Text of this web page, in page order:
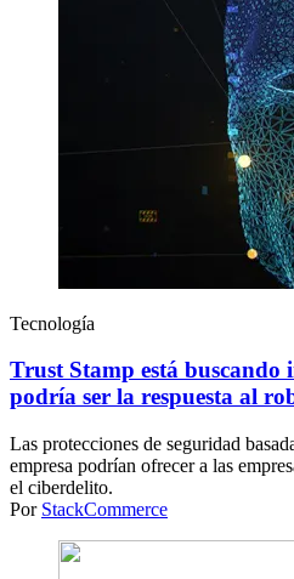
Tecnología
Trust Stamp está buscando
podría ser la respuesta al
Las protecciones de seguridad
empresa podrían ofrecer a las
el ciberdelito.
Por StackCommerce